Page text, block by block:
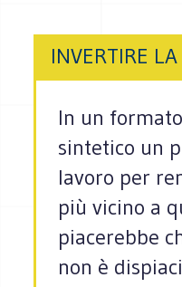
INVERTIRE
In un
sintetico un
lavoro per
più vicino a
piacerebbe
non è